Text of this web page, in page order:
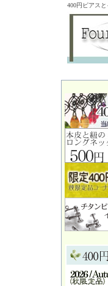
400円ピアス